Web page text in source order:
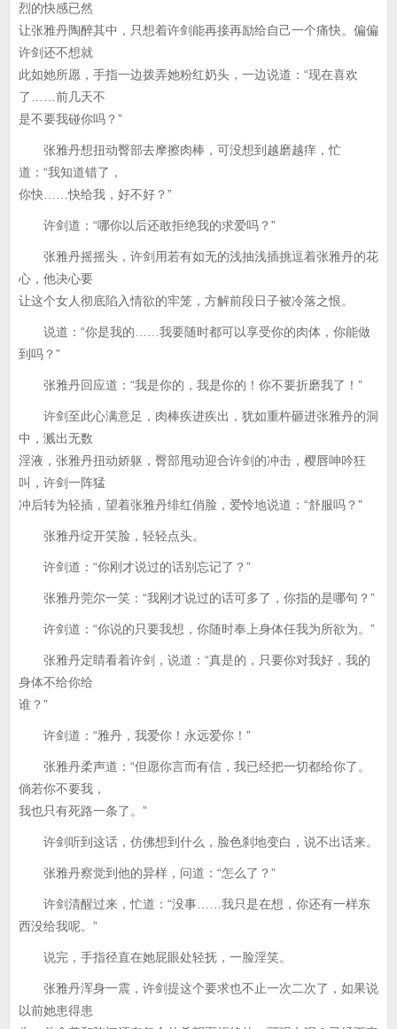
烈的快感已然
让张雅丹陶醉其中，只想着许剑能再接再励给自己一个痛快。偏偏
许剑还不想就
此如她所愿，手指一边拨弄她粉红奶头，一边说道：“现在喜欢
了……前几天不
是不要我碰你吗？”
张雅丹想扭动臀部去摩擦肉棒，可没想到越磨越痒，忙
道：“我知道错了，
你快……快给我，好不好？”
许剑道：“哪你以后还敢拒绝我的求爱吗？”
张雅丹摇摇头，许剑用若有如无的浅抽浅插挑逗着张雅丹的花
心，他决心要
让这个女人彻底陷入情欲的牢笼，方解前段日子被冷落之恨。
说道：“你是我的……我要随时都可以享受你的肉体，你能做
到吗？”
张雅丹回应道：“我是你的，我是你的！你不要折磨我了！”
许剑至此心满意足，肉棒疾进疾出，犹如重杵砸进张雅丹的洞
中，溅出无数
淫液，张雅丹扭动娇躯，臀部甩动迎合许剑的冲击，樱唇呻吟狂
叫，许剑一阵猛
冲后转为轻插，望着张雅丹绯红俏脸，爱怜地说道：“舒服吗？”
张雅丹绽开笑脸，轻轻点头。
许剑道：“你刚才说过的话别忘记了？”
张雅丹莞尔一笑：“我刚才说过的话可多了，你指的是哪句？”
许剑道：“你说的只要我想，你随时奉上身体任我为所欲为。”
张雅丹定睛看着许剑，说道：“真是的，只要你对我好，我的
身体不给你给
谁？”
许剑道：“雅丹，我爱你！永远爱你！”
张雅丹柔声道：“但愿你言而有信，我已经把一切都给你了。
倘若你不要我，
我也只有死路一条了。”
许剑听到这话，仿佛想到什么，脸色刹地变白，说不出话来。
张雅丹察觉到他的异样，问道：“怎么了？”
许剑清醒过来，忙道：“没事……我只是在想，你还有一样东
西没给我呢。”
说完，手指径直在她屁眼处轻抚，一脸淫笑。
张雅丹浑身一震，许剑提这个要求也不止一次二次了，如果说
以前她患得患